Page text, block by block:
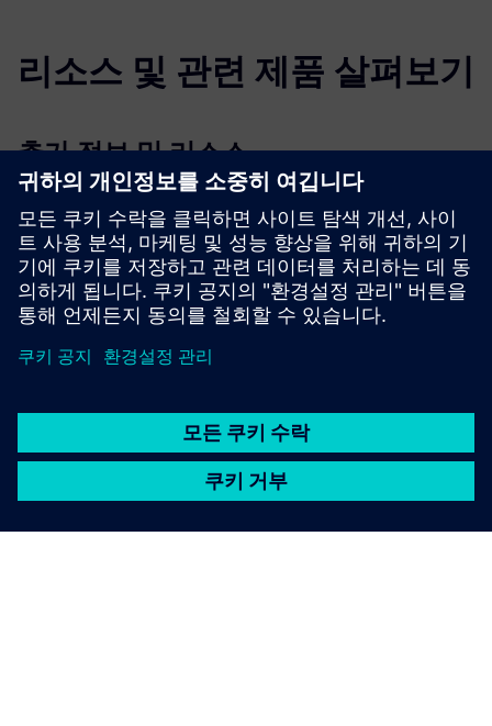
리소스 및 관련 제품 살펴보기
추가 정보 및 리소스
선행 조건